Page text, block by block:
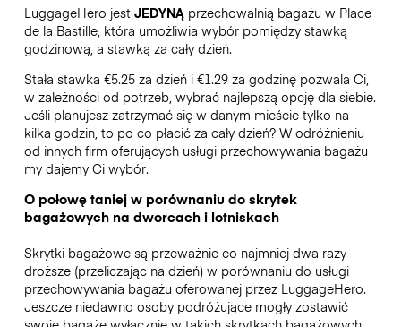
LuggageHero jest JEDYNĄprzechowalnią bagażu w Place
de la Bastille, która umożliwia wybór pomiędzy stawką
godzinową, a stawką za cały dzień.
Stała stawka €5.25 za dzień i €1.29 za godzinę pozwala Ci,
w zależności od potrzeb, wybrać najlepszą opcję dla siebie.
Jeśli planujesz zatrzymać się w danym mieście tylko na
kilka godzin, to po co płacić za cały dzień? W odróżnieniu
od innych firm oferujących usługi przechowywania bagażu
my dajemy Ci wybór.
O połowę taniej w porównaniu do skrytek
bagażowych na dworcach i lotniskach
Skrytki bagażowe są przeważnie co najmniej dwa razy
droższe (przeliczając na dzień) w porównaniu do usługi
przechowywania bagażu oferowanej przez LuggageHero.
Jeszcze niedawno osoby podróżujące mogły zostawić